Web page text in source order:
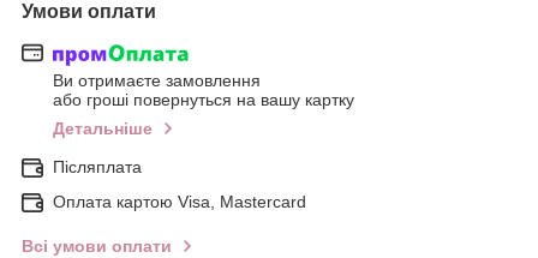
Умови оплати
Ви отримаєте замовлення
або гроші повернуться на вашу картку
Детальніше
Післяплата
Оплата картою Visa, Mastercard
Всі умови оплати